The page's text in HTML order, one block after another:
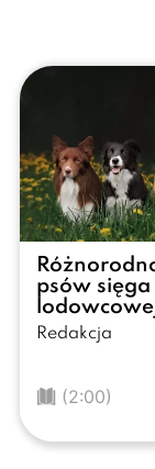
psów
Redakcja
(2:00)